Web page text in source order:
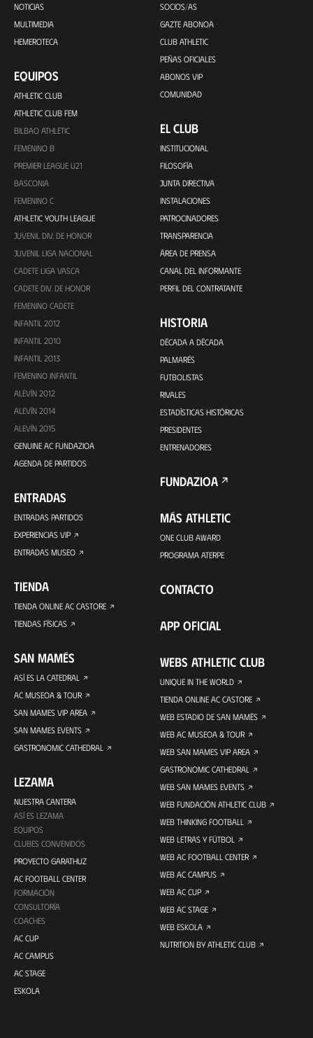
NOTICIAS
MULTIMEDIA
HEMEROTECA
EQUIPOS
ATHLETIC CLUB
ATHLETIC CLUB FEM
BILBAO ATHLETIC
FEMENINO B
PREMIER LEAGUE U21
BASCONIA
FEMENINO C
ATHLETIC YOUTH LEAGUE
JUVENIL DIV. DE HONOR
JUVENIL LIGA NACIONAL
CADETE LIGA VASCA
CADETE DIV. DE HONOR
FEMENINO CADETE
INFANTIL 2012
INFANTIL 2010
INFANTIL 2013
FEMENINO INFANTIL
ALEVÍN 2012
ALEVÍN 2014
ALEVÍN 2015
GENUINE AC FUNDAZIOA
AGENDA DE PARTIDOS
ENTRADAS
ENTRADAS PARTIDOS
EXPERIENCIAS VIP
ENTRADAS MUSEO
TIENDA
TIENDA ONLINE AC CASTORE
TIENDAS FÍSICAS
SAN MAMÉS
ASÍ ES LA CATEDRAL
AC MUSEOA & TOUR
SAN MAMES VIP AREA
SAN MAMES EVENTS
GASTRONOMIC CATHEDRAL
LEZAMA
NUESTRA CANTERA
ASÍ ES LEZAMA
EQUIPOS
CLUBES CONVENIDOS
PROYECTO GARATHUZ
AC FOOTBALL CENTER
FORMACIÓN
CONSULTORÍA
COACHES
AC CUP
AC CAMPUS
AC STAGE
ESKOLA
SOCIOS/AS
GAZTE ABONOA
CLUB ATHLETIC
PEÑAS OFICIALES
ABONOS VIP
COMUNIDAD
EL CLUB
INSTITUCIONAL
FILOSOFÍA
JUNTA DIRECTIVA
INSTALACIONES
PATROCINADORES
TRANSPARENCIA
ÁREA DE PRENSA
CANAL DEL INFORMANTE
PERFIL DEL CONTRATANTE
HISTORIA
DÉCADA A DÉCADA
PALMARÉS
FUTBOLISTAS
RIVALES
ESTADÍSTICAS HISTÓRICAS
PRESIDENTES
ENTRENADORES
FUNDAZIOA
MÁS ATHLETIC
ONE CLUB AWARD
PROGRAMA ATERPE
CONTACTO
APP OFICIAL
WEBS ATHLETIC CLUB
UNIQUE IN THE WORLD
TIENDA ONLINE AC CASTORE
WEB ESTADIO DE SAN MAMÉS
WEB AC MUSEOA & TOUR
WEB SAN MAMES VIP AREA
GASTRONOMIC CATHEDRAL
WEB SAN MAMES EVENTS
WEB FUNDACIÓN ATHLETIC CLUB
WEB THINKING FOOTBALL
WEB LETRAS Y FÚTBOL
WEB AC FOOTBALL CENTER
WEB AC CAMPUS
WEB AC CUP
WEB AC STAGE
WEB ESKOLA
NUTRITION BY ATHLETIC CLUB